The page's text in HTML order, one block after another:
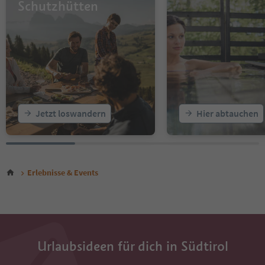
Schutzhütten
Jetzt loswandern Hier abtauchen
Erlebnisse & Events
Urlaubsideen für dich in Südtirol